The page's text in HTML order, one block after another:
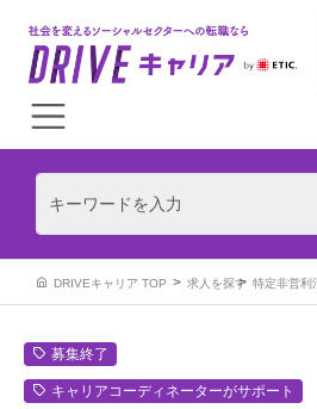
DRIVEキャリア TOP 求人を探す 特定非営利
募集終了
キャリアコーディネーターがサポート